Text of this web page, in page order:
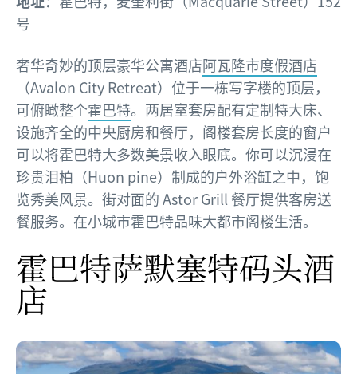
号
奢华奇妙的顶层豪华公寓酒店阿瓦隆市度假酒店
（Avalon City Retreat）位于一栋写字楼的顶层，
可俯瞰整个霍巴特。两居室套房配有定制特大床、
设施齐全的中央厨房和餐厅，阁楼套房长度的窗户
可以将霍巴特大多数美景收入眼底。你可以沉浸在
珍贵泪柏（Huon pine）制成的户外浴缸之中，饱
览秀美风景。街对面的 Astor Grill 餐厅提供客房送
餐服务。在小城市霍巴特品味大都市阁楼生活。
霍巴特萨默塞特码头酒
店